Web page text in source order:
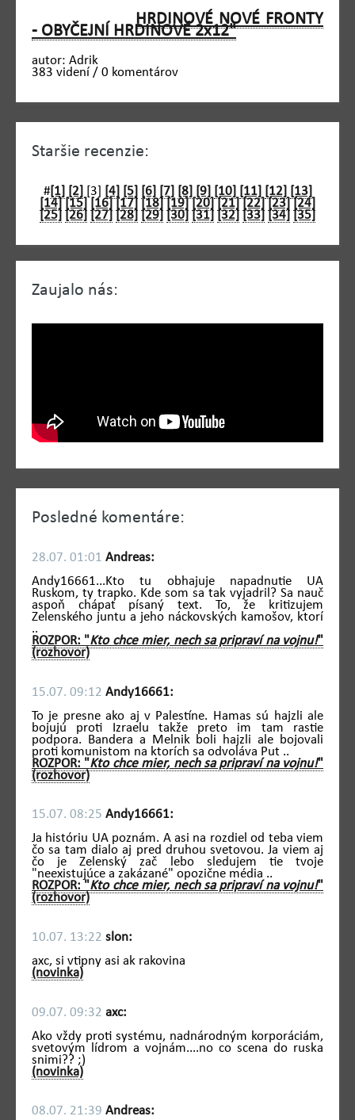
Zaujalo nás:
Posledné komentáre:
28.07. 01:01 Andreas:
Andy16661...Kto tu obhajuje napadnutie UA
Ruskom, ty trapko. Kde som sa tak vyjadril? Sa nauč
aspoň chápať písaný text. To, že kritizujem
Zelenského juntu a jeho náckovských kamošov, ktorí
..
ROZPOR: "Kto chce mier, nech sa pripraví na vojnu!"
(rozhovor)
15.07. 09:12 Andy16661:
To je presne ako aj v Palestíne. Hamas sú hajzli ale
bojujú proti Izraelu takže preto im tam rastie
podpora. Bandera a Melnik boli hajzli ale bojovali
proti komunistom na ktorích sa odvoláva Put ..
ROZPOR: "Kto chce mier, nech sa pripraví na vojnu!"
(rozhovor)
15.07. 08:25 Andy16661:
Ja históriu UA poznám. A asi na rozdiel od teba viem
čo sa tam dialo aj pred druhou svetovou. Ja viem aj
čo je Zelenský zač lebo sledujem tie tvoje
"neexistujúce a zakázané" opozične média ..
ROZPOR: "Kto chce mier, nech sa pripraví na vojnu!"
(rozhovor)
10.07. 13:22 slon:
axc, si vtipny asi ak rakovina
(novinka)
09.07. 09:32 axc:
Ako vždy proti systému, nadnárodným korporáciám,
svetovým lídrom a vojnám....no co scena do ruska
snimi?? ;)
(novinka)
08.07. 21:39 Andreas:
HRDINOVÉ NOVÉ FRONTY
- OBYČEJNÍ HRDINOVÉ 2x12"
autor: Adrik
383 videní / 0 komentárov
Staršie recenzie:
#[1] [2] [3] [4] [5] [6] [7] [8] [9] [10] [11] [12]
[13]
[14] [15] [16] [17] [18] [19] [20] [21] [22] [23] [24]
[25] [26] [27] [28] [29] [30] [31] [32] [33] [34] [35]